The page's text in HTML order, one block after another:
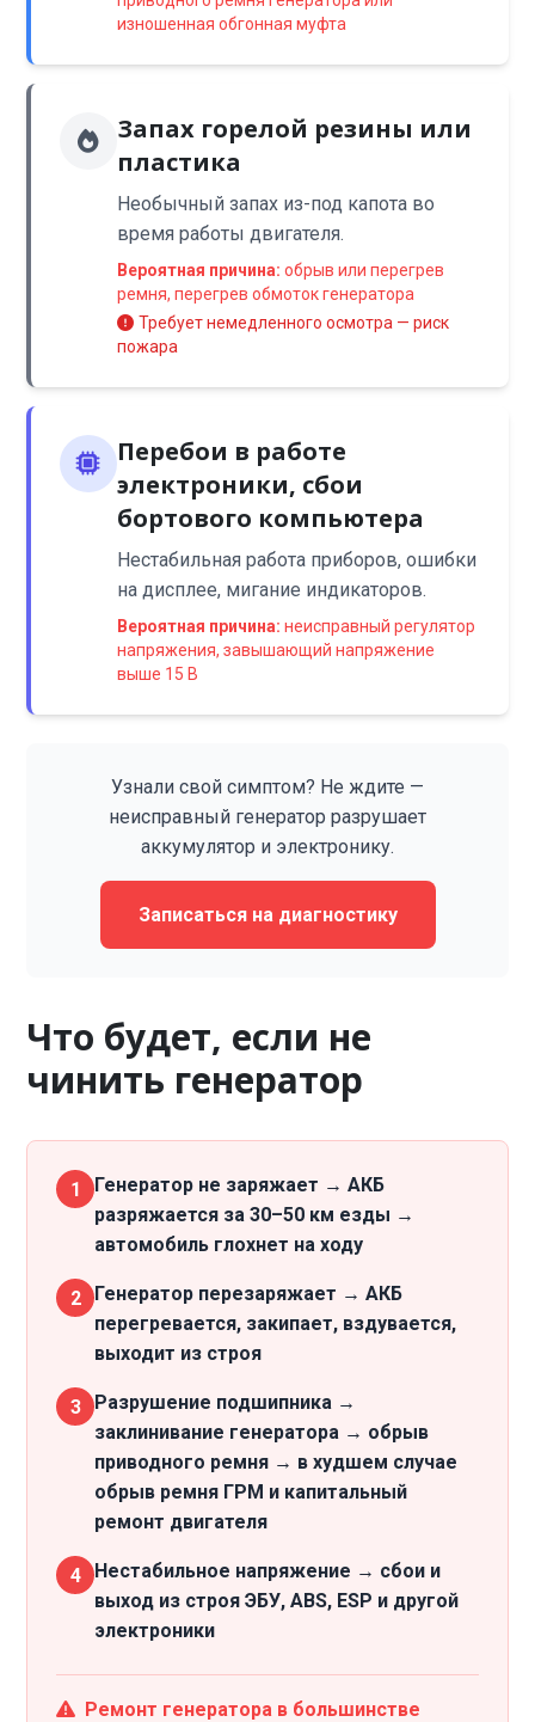
изношенная обгонная муфта
Запах горелой резины или
пластика
Необычный запах из-под капота во
время работы двигателя.
Вероятная причина: обрыв или перегрев
ремня, перегрев обмоток генератора
Требует немедленного осмотра — риск
пожара
Перебои в работе
электроники, сбои
бортового компьютера
Нестабильная работа приборов, ошибки
на дисплее, мигание индикаторов.
Вероятная причина: неисправный регулятор
напряжения, завышающий напряжение
выше 15 В
Узнали свой симптом? Не ждите —
неисправный генератор разрушает
аккумулятор и электронику.
Записаться на диагностику
Что будет, если не
чинить генератор
1
Генератор не заряжает → АКБ
разряжается за 30–50 км езды →
автомобиль глохнет на ходу
2
Генератор перезаряжает → АКБ
перегревается, закипает, вздувается,
выходит из строя
3
Разрушение подшипника →
заклинивание генератора → обрыв
приводного ремня → в худшем случае
обрыв ремня ГРМ и капитальный
ремонт двигателя
4
Нестабильное напряжение → сбои и
выход из строя ЭБУ, ABS, ESP и другой
электроники
Ремонт генератора в большинстве